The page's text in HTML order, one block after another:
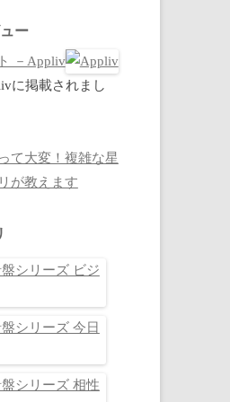
ー
－Appliv
に掲載されまし
て大変！複雑な星
が教えます